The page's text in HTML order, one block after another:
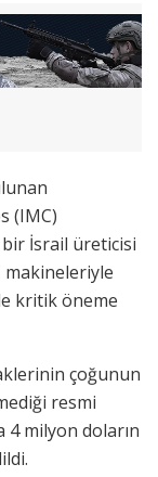
(IMC)
İsrail üreticisi
makineleriyle
kritik öneme
çoğunun
resmi
4 milyon doların